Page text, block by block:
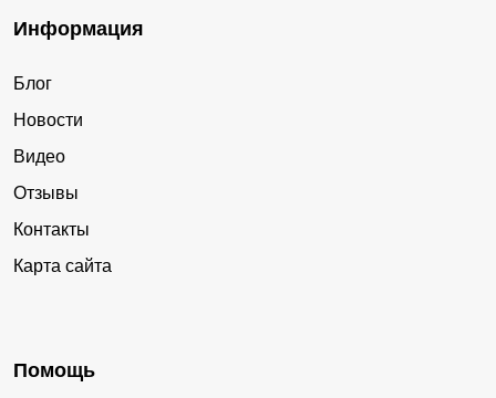
Информация
Блог
Новости
Видео
Отзывы
Контакты
Карта сайта
Помощь